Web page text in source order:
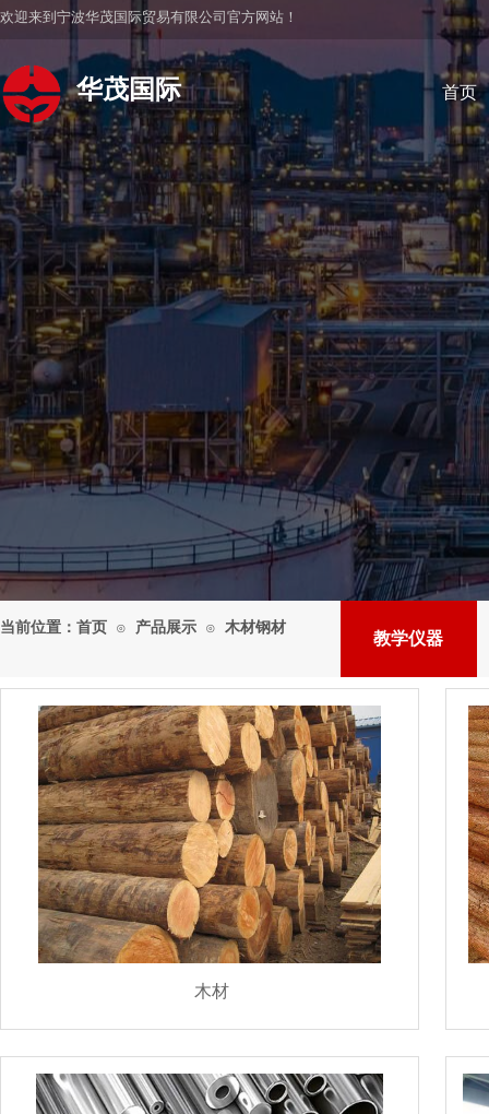
欢迎来到宁波华茂国际贸易有限公司官方网站！
华茂国际 首页
首页 ⊙ 产品展示 ⊙ 木材钢材
教学仪器
当前位置：
木材